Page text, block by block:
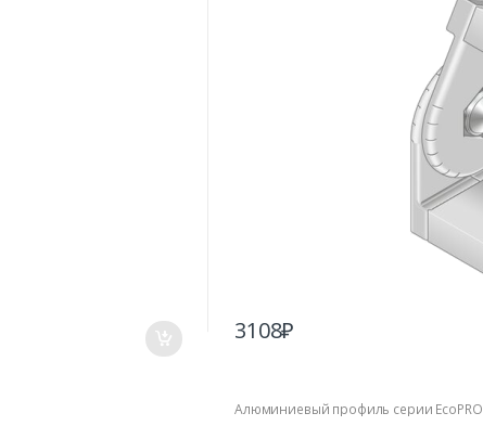
3108₽
Алюминиевый профиль серии EcoPRO